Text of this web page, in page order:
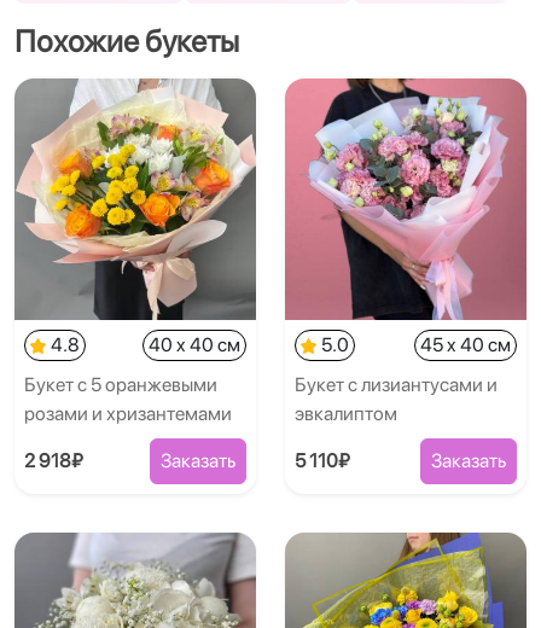
Похожие букеты
4.8
40 x 40 см
Букет с 5 оранжевыми
розами и хризантемами
2 918₽ Заказать
5.0
45 x 40 см
Букет с лизиантусами и
эвкалиптом
5 110₽ Заказать